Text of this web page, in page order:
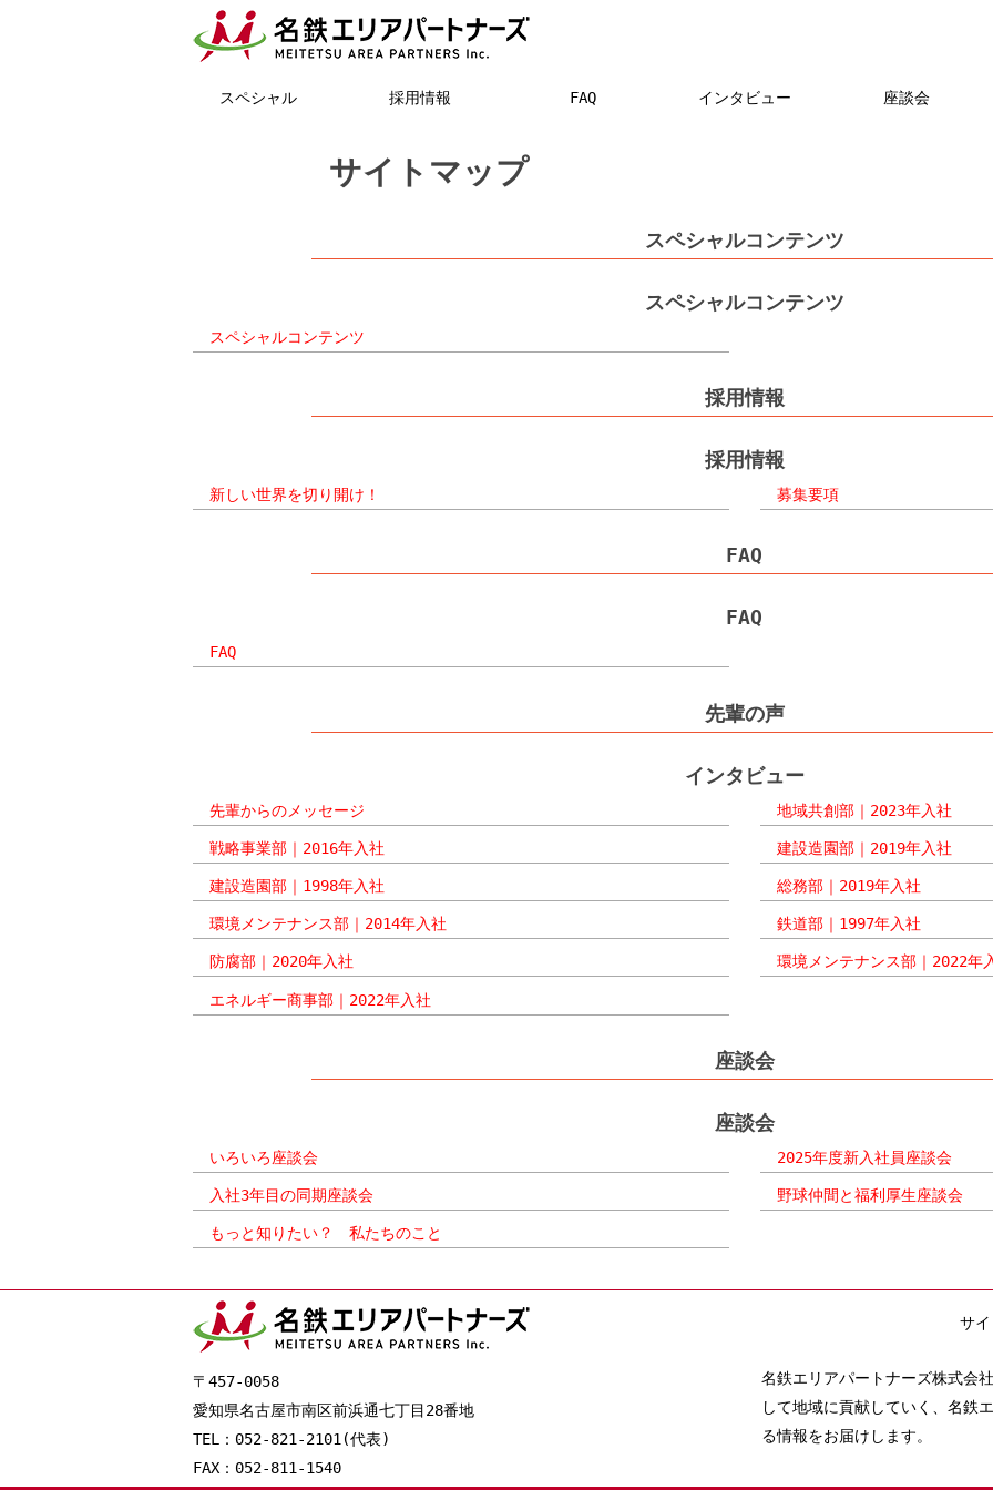
スペシャル 採用情報 FAQ インタビュー 座談会
サイトマップ
スペシャルコンテンツ
スペシャルコンテンツ
スペシャルコンテンツ
採用情報
採用情報
新しい世界を切り開け！ 募集要項
FAQ
FAQ
FAQ
先輩の声
インタビュー
先輩からのメッセージ 地域共創部｜2023年入社
戦略事業部｜2016年入社 建設造園部｜2019年入社
建設造園部｜1998年入社 総務部｜2019年入社
環境メンテナンス部｜2014年入社 鉄道部｜1997年入社
防腐部｜2020年入社 環境メンテナンス部｜2022年
エネルギー商事部｜2022年入社
座談会
座談会
いろいろ座談会 2025年度新入社員座談会
入社3年目の同期座談会 野球仲間と福利厚生座談会
もっと知りたい？ 私たちのこと
〒457-0058
愛知県名古屋市南区前浜通七丁目28番地
TEL：052-821-2101(代表)
FAX：052-811-1540
サ
名鉄エリアパートナーズ株式会
して地域に貢献していく、名鉄
る情報をお届けします。